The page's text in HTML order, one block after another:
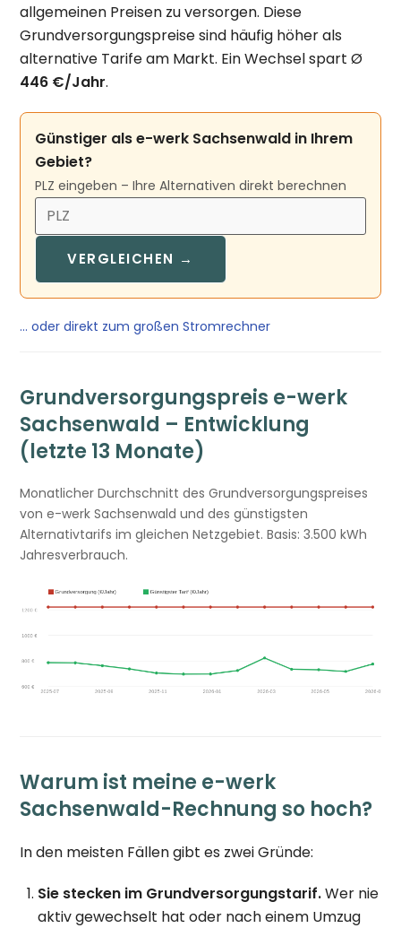
allgemeinen Preisen zu versorgen. Diese
Grundversorgungspreise sind häufig höher als
alternative Tarife am Markt. Ein Wechsel spart Ø
446 €/Jahr.
Günstiger als e-werk Sachsenwald in Ihrem
Gebiet?
PLZ eingeben – Ihre Alternativen direkt berechnen
VERGLEICHEN →
… oder direkt zum großen Stromrechner
Grundversorgungspreis e-werk
Sachsenwald – Entwicklung
(letzte 13 Monate)
Monatlicher Durchschnitt des Grundversorgungspreises
von e-werk Sachsenwald und des günstigsten
Alternativtarifs im gleichen Netzgebiet. Basis: 3.500 kWh
Jahresverbrauch.
Warum ist meine e-werk
Sachsenwald-Rechnung so hoch?
In den meisten Fällen gibt es zwei Gründe:
Sie stecken im Grundversorgungstarif.Wer nie
aktiv gewechselt hat oder nach einem Umzug